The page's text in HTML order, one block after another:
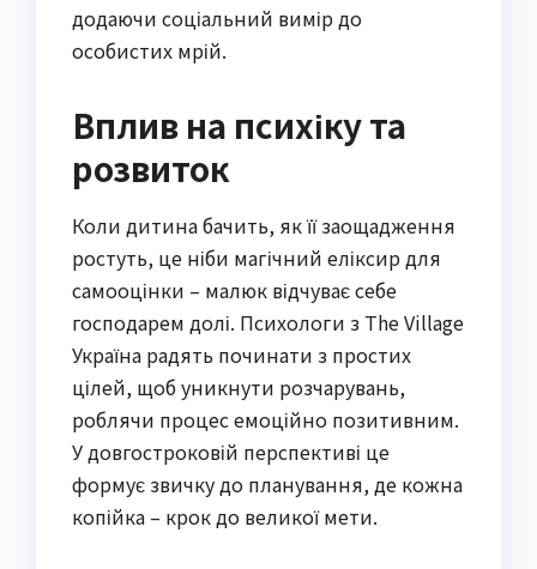
додаючи соціальний вимір до
особистих мрій.
Вплив на психіку та
розвиток
Коли дитина бачить, як її заощадження
ростуть, це ніби магічний еліксир для
самооцінки – малюк відчуває себе
господарем долі. Психологи з The Village
Україна радять починати з простих
цілей, щоб уникнути розчарувань,
роблячи процес емоційно позитивним.
У довгостроковій перспективі це
формує звичку до планування, де кожна
копійка – крок до великої мети.